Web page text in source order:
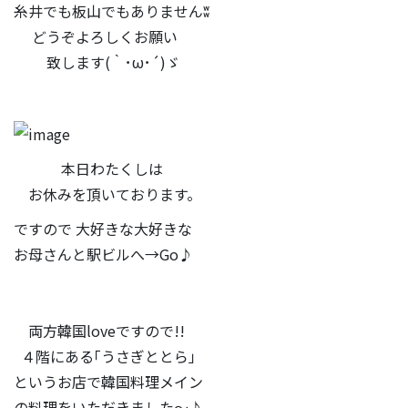
糸井でも板山でもありませんʬ
どうぞよろしくお願い
致します(｀･ω･´)ゞ
本日わたくしは
お休みを頂いております。
ですので 大好きな大好きな
お母さんと駅ビルへ→Go♪
両方韓国loveですので!!
４階にある｢うさぎととら」
というお店で韓国料理メイン